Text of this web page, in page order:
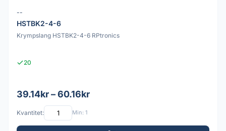
--
HSTBK2-4-6
Krympslang HSTBK2-4-6 RPtronics
20
39.14kr – 60.16kr
Kvantitet: Min: 1